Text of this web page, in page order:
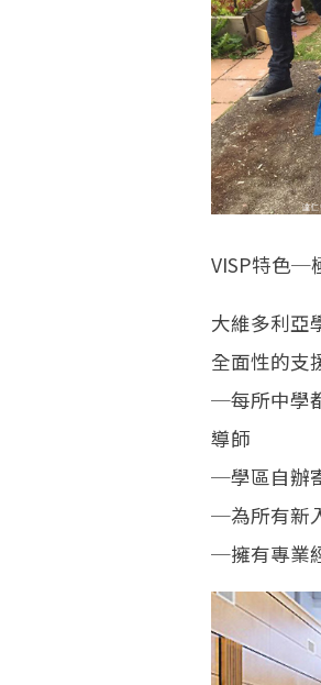
VISP特色─
大維多利亞
全面性的支
─每所中學
導師
─學區自辦
─為所有新
─擁有專業